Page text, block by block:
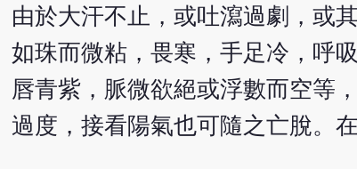
由於大汗不止，或吐瀉過劇，或
如珠而微粘，畏寒，手足冷，呼
唇青紫，脈微欲絕或浮數而空等
過度，接看陽氣也可隨之亡脫。